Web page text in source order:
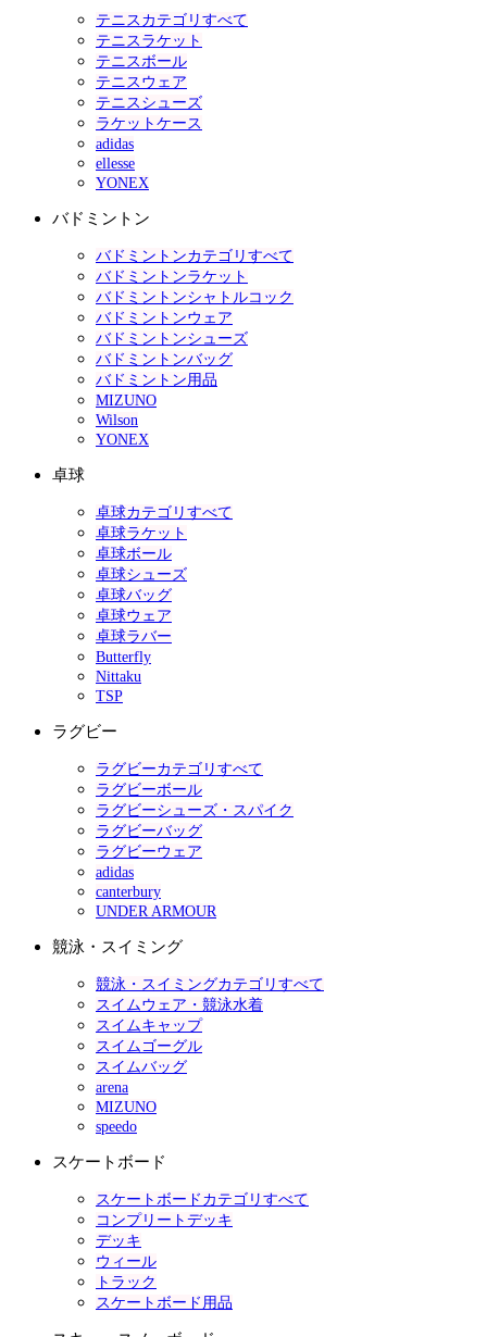
テニスカテゴリすべて
テニスラケット
テニスボール
テニスウェア
テニスシューズ
ラケットケース
adidas
ellesse
YONEX
バドミントン
バドミントンカテゴリすべて
バドミントンラケット
バドミントンシャトルコック
バドミントンウェア
バドミントンシューズ
バドミントンバッグ
バドミントン用品
MIZUNO
Wilson
YONEX
卓球
卓球カテゴリすべて
卓球ラケット
卓球ボール
卓球シューズ
卓球バッグ
卓球ウェア
卓球ラバー
Butterfly
Nittaku
TSP
ラグビー
ラグビーカテゴリすべて
ラグビーボール
ラグビーシューズ・スパイク
ラグビーバッグ
ラグビーウェア
adidas
canterbury
UNDER ARMOUR
競泳・スイミング
競泳・スイミングカテゴリすべて
スイムウェア・競泳水着
スイムキャップ
スイムゴーグル
スイムバッグ
arena
MIZUNO
speedo
スケートボード
スケートボードカテゴリすべて
コンプリートデッキ
デッキ
ウィール
トラック
スケートボード用品